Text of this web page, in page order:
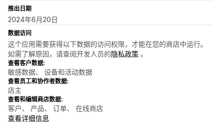
推出日期
2024年6月20日
数据访问
这个应用需要获得以下数据的访问权限，才能在您的商店中运行。
如需了解原因，请查阅开发人员的隐私政策 。
查看客户数据:
敏感数据、 设备和活动数据
查看员工和协作者数据:
店主
查看和编辑商店数据:
客户、 产品、 订单、 在线商店
查看详细信息